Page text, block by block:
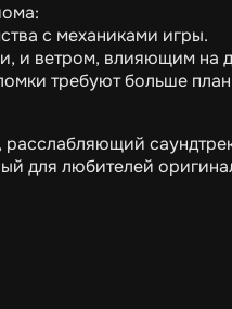
с механиками игры.
и ветром, влияющим на
требуют больше
расслабляющий
для любителей